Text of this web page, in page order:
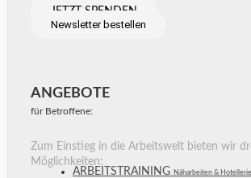
JETZT SPENDEN
Newsletter bestellen
ANGEBOTE
für Betroffene:
Zum Einstieg in die Arbeitswelt bieten wir
Möglichkeiten:
ARBEITSTRAINING Näharbeiten & Hotellerie